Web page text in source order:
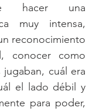
hacer una
muy intensa,
reconocimiento
conocer como
cuál era
el lado débil y
para poder,